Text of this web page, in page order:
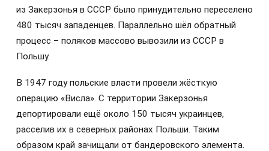
из Закерзонья в СССР было принудительно переселено
480 тысяч западенцев. Параллельно шёл обратный
процесс – поляков массово вывозили из СССР в
Польшу.
В 1947 году польские власти провели жёсткую
операцию «Висла». С территории Закерзонья
депортировали ещё около 150 тысяч украинцев,
расселив их в северных районах Польши. Таким
образом край зачищали от бандеровского элемента.